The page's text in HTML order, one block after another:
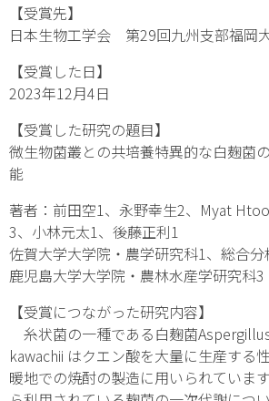
【受賞先】
日本生物工学会 第29回九州支部福岡
【受賞した日】
2023年12月4日
【受賞した研究の題目】
微生物菌叢との共培養特異的な白麹菌
能
著者：前田空1 、永野幸生2、Myat
3、小林元太1 、後藤正利1
佐賀大学大学院・農学研究科1 、総合
鹿児島大学大学院・農林水産学研究科3
【受賞につながった研究内容】
糸状菌の一種である白麹菌
kawachii はクエン酸を大量に生産する
暖地での焼酎の製造に用いられていま